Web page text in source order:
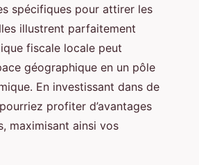
spécifiques pour attirer les
illustrent parfaitement
fiscale locale peut
géographique en un pôle
En investissant dans de
profiter d’avantages
maximisant ainsi vos